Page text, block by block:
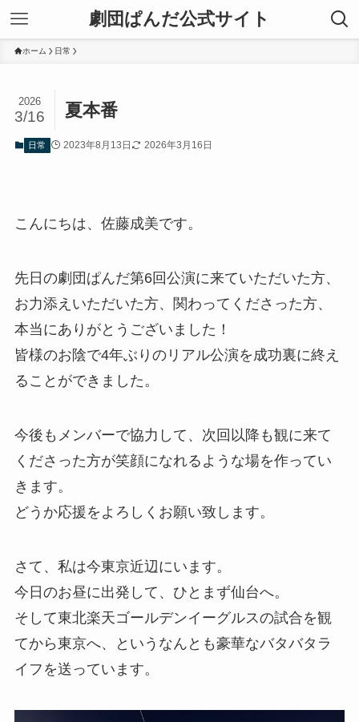
劇団ぱんだ公式サイト
ホーム 日常
夏本番
2026
3/16
日常 2023年8月13日 2026年3月16日
こんにちは、佐藤成美です。
先日の劇団ぱんだ第6回公演に来ていただいた方、
お力添えいただいた方、関わってくださった方、
本当にありがとうございました！
皆様のお陰で4年ぶりのリアル公演を成功裏に終え
ることができました。
今後もメンバーで協力して、次回以降も観に来て
くださった方が笑顔になれるような場を作ってい
きます。
どうか応援をよろしくお願い致します。
さて、私は今東京近辺にいます。
今日のお昼に出発して、ひとまず仙台へ。
そして東北楽天ゴールデンイーグルスの試合を観
てから東京へ、というなんとも豪華なバタバタラ
イフを送っています。